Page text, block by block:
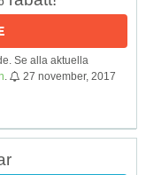
Se alla aktuella
27 november, 2017